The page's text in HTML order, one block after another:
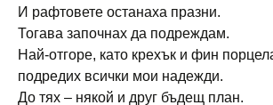
И рафтовете останаха празни.
Тогава започнах да подреждам.
Най-отгоре, като крехък и фин
подредих всички мои надежди.
До тях – някой и друг бъдещ план.